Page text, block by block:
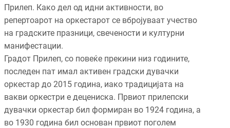
Прилеп. Како дел од идни активности, во
репертоарот на оркестарот се вбројуваат учество
на градските празници, свечености и културни
манифестации.
Градот Прилеп, со повеќе прекини низ годините,
последен пат имал активен градски дувачки
оркестар до 2015 година, иако традицијата на
вакви оркестри е децениска. Првиот прилепски
дувачки оркестар бил формиран во 1924 година, а
во 1930 година бил основан првиот поголем